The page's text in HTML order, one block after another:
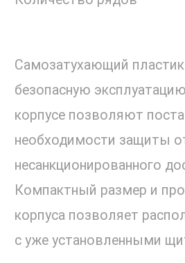
Самозатухающий пластик
безопасную
корпусе позволяют
необходимости защиты
несанкционированного
Компактный размер и
корпуса позволяет
с уже установленными